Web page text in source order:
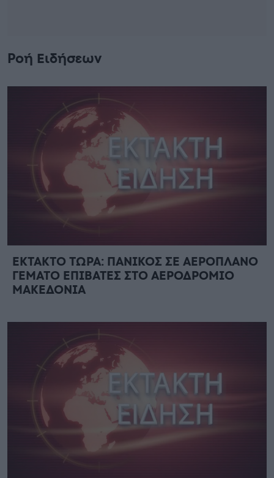
Ροή Ειδήσεων
ΕΚΤΑΚΤΟ ΤΩΡΑ: ΠΑΝΙΚΟΣ ΣΕ ΑΕΡΟΠΛΑΝΟ
ΓΕΜΑΤΟ ΕΠΙΒΑΤΕΣ ΣΤΟ ΑΕΡΟΔΡΟΜΙΟ
ΜΑΚΕΔΟΝΙΑ